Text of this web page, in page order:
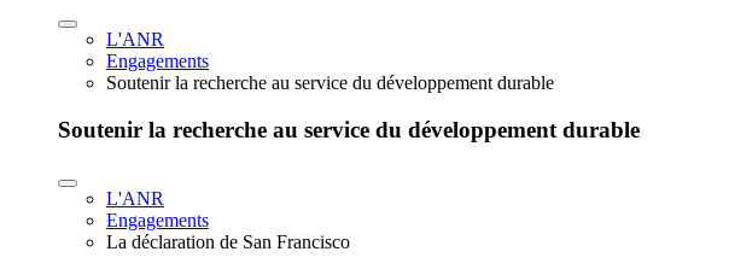
L'ANR
Engagements
Soutenir la recherche au service du développement durable
Soutenir la recherche au service du développement durable
L'ANR
Engagements
La déclaration de San Francisco